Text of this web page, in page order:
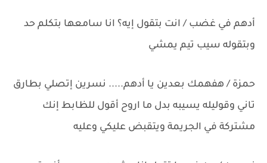
أدهم في غضب / انت بتقول إيه؟ انا سامعها بتكلم حد
وبتقوله سيب تيم يمشي
حمزة / هفهمك بعدين يا أدهم..... نسرين إتصلي بطارق
تاني وقوليله يسيبه بدل ما اروح أقول للظابط إنك
مشتركة في الجريمة ويتقبض عليكي وعليه